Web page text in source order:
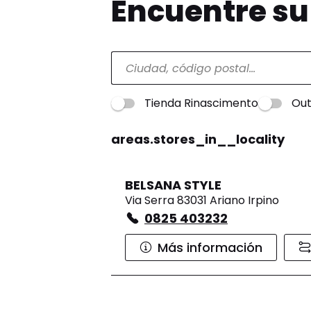
Encuentre
Tienda Rinascimento
areas.stores_in__locality
BELSANA STYLE
Via Serra 83031 Ariano Irpino
0825 403232
Más información